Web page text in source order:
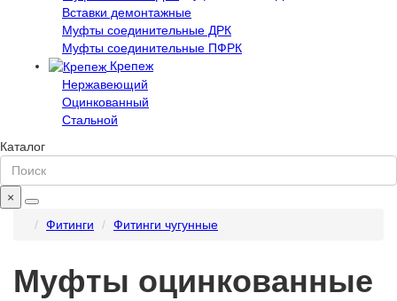
Вставки демонтажные
Муфты соединительные ДРК
Муфты соединительные ПФРК
Крепеж
Нержавеющий
Оцинкованный
Стальной
Каталог
×
Фитинги
Фитинги чугунные
Муфты оцинкованные